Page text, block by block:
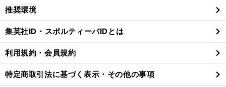
閉
る
推奨環境
集英社ID・スポルティーバIDとは
利用規約・会員規約
特定商取引法に基づく表示・その他の事項